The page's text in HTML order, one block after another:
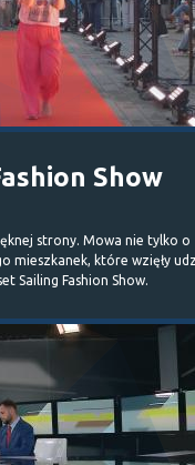
Show
strony. Mowa nie tylko o
mieszkanek, które wzięły
Sailing Fashion Show.